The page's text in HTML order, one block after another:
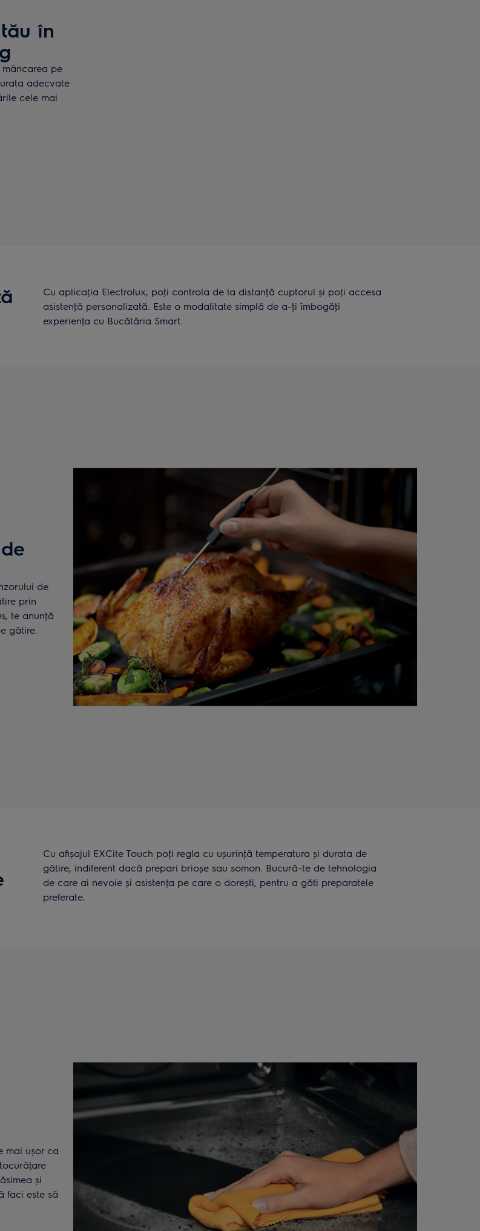
în
pe
adecvate
cele mai
Cu aplicaţia Electrolux, poţi controla de la distanţă cuptorul și poţi accesa
asistenţă personalizată. Este o modalitate simplă de a-ţi îmbogăţi
experienţa cu Bucătăria Smart.
de
prin
te anunţă
gătire.
Cu afișajul EXCite Touch poţi regla cu ușurinţă temperatura și durata de
gătire, indiferent dacă prepari brioșe sau somon. Bucură-te de tehnologia
de care ai nevoie și asistenţa pe care o dorești, pentru a găti preparatele
preferate.
mai ușor ca
și
faci este să